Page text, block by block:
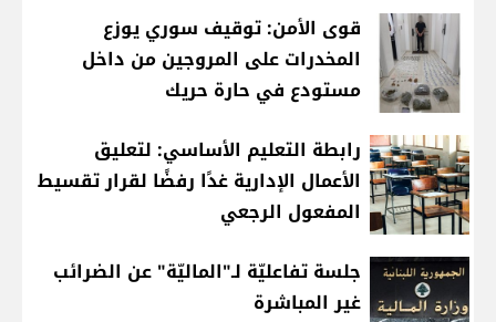
قوى الأمن: توقيف سوري يوزع
المخدرات على المروجين من داخل
مستودع في حارة حريك
رابطة التعليم الأساسي: لتعليق
الأعمال الإدارية غدًا رفضًا لقرار تقسيط
المفعول الرجعي
جلسة تفاعليّة لـ"الماليّة" عن الضرائب
غير المباشرة